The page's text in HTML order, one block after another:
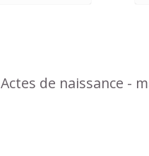
Actes de naissance -